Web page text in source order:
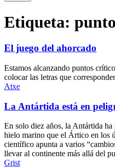
Etiqueta:
El juego del ahorcado
Estamos alcanzando puntos
colocar las letras que
Atxe
La Antártida está en
En solo diez años, la Antártida
hielo marino que el Ártico en los
científico apunta a varios
llevar al continente más allá del
Grist